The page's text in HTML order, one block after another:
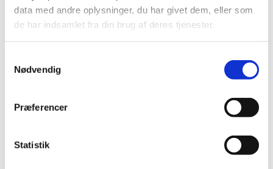
data med andre oplysninger, du har givet dem, eller som
de har indsamlet fra din brug af deres tjenester.
Nødvendig
Præferencer
Statistik